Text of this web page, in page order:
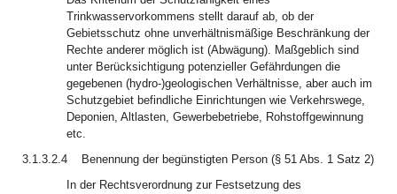
Trinkwasservorkommens stellt darauf ab, ob der
Gebietsschutz ohne unverhältnismäßige Beschränkung der
Rechte anderer möglich ist (Abwägung). Maßgeblich sind
unter Berücksichtigung potenzieller Gefährdungen die
gegebenen (hydro-)geologischen Verhältnisse, aber auch im
Schutzgebiet befindliche Einrichtungen wie Verkehrswege,
Deponien, Altlasten, Gewerbebetriebe, Rohstoffgewinnung
etc.
3.1.3.2.4
Benennung der begünstigten Person (§ 51 Abs. 1 Satz 2)
In der Rechtsverordnung zur Festsetzung des